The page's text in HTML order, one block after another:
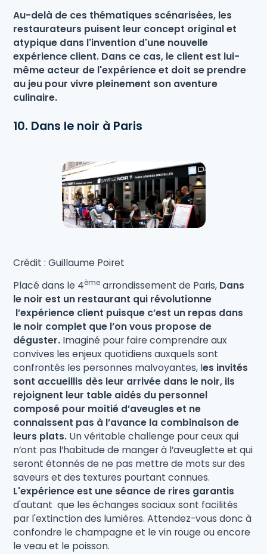
Au-delà de ces thématiques scénarisées, les
restaurateurs puisent leur concept original et
atypique dans l'invention d'une nouvelle
expérience client. Dans ce cas, le client est lui-
même acteur de l'expérience et doit se prendre
au jeu pour vivre pleinement son aventure
culinaire.
10. Dans le noir à Paris
Crédit : Guillaume Poiret
Placé dans le 4ème arrondissement de Paris, Dans
le noir est un restaurant qui révolutionne
l’expérience client puisque c’est un repas dans
le noir complet que l’on vous propose de
déguster. Imaginé pour faire comprendre aux
convives les enjeux quotidiens auxquels sont
confrontés les personnes malvoyantes, les invités
sont accueillis dès leur arrivée dans le noir, ils
rejoignent leur table aidés du personnel
composé pour moitié d’aveugles et ne
connaissent pas à l’avance la combinaison de
leurs plats. Un véritable challenge pour ceux qui
n’ont pas l’habitude de manger à l’aveuglette et qui
seront étonnés de ne pas mettre de mots sur des
saveurs et des textures pourtant connues.
L'expérience est une séance de rires garantis
d'autant que les échanges sociaux sont facilités
par l'extinction des lumières. Attendez-vous donc à
confondre le champagne et le vin rouge ou encore
le veau et le poisson.